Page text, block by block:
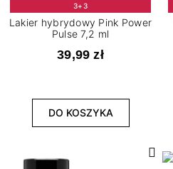
3+3
Lakier hybrydowy Pink Power
Pulse 7,2 ml
39,99 zł
DO KOSZYKA